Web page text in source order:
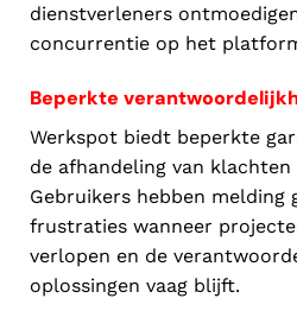
dienstverleners
concurrentie op het
Beperkte
Werkspot biedt beperkte
de afhandeling van klachten
Gebruikers hebben melding
frustraties wanneer
verlopen en de
oplossingen vaag blijft.